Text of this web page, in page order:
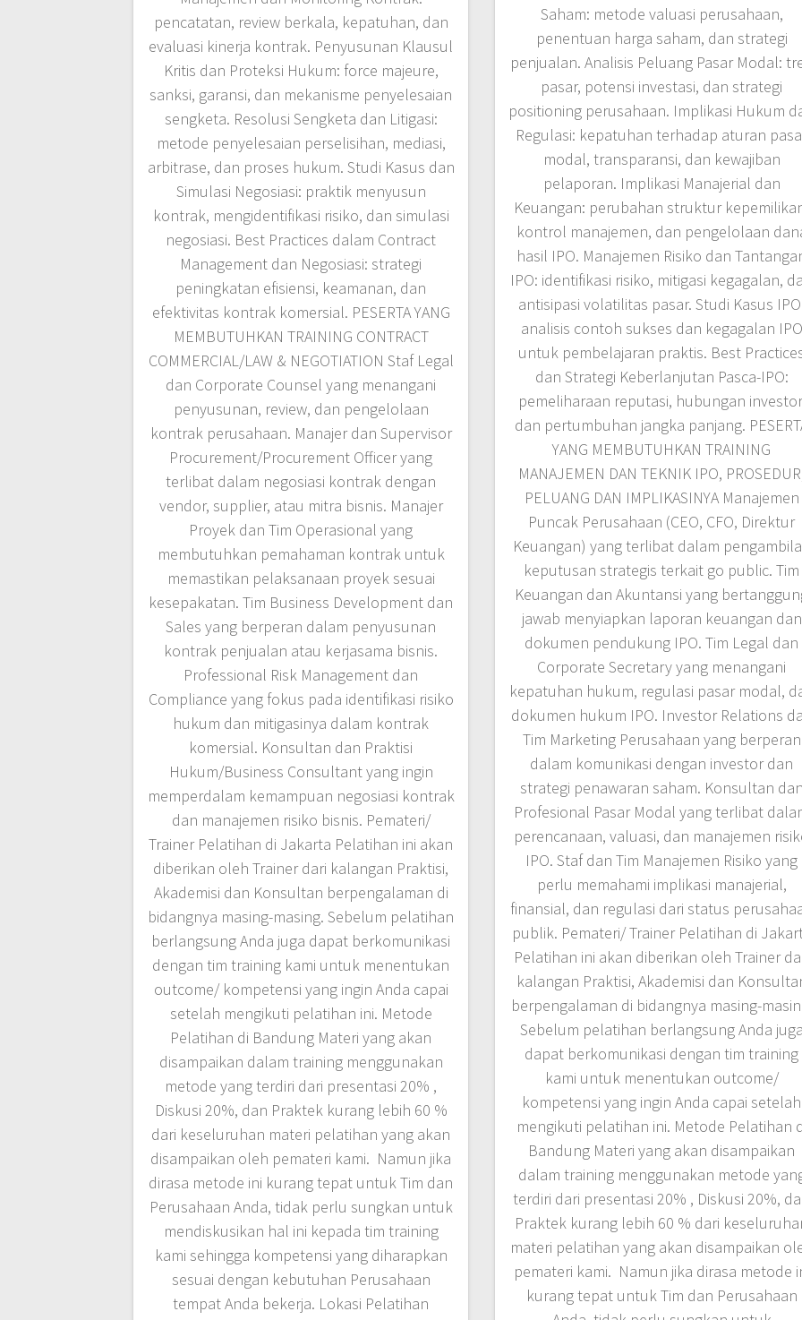
pencatatan, review berkala, kepatuhan, dan
evaluasi kinerja kontrak. Penyusunan Klausul
Kritis dan Proteksi Hukum: force majeure,
sanksi, garansi, dan mekanisme penyelesaian
sengketa. Resolusi Sengketa dan Litigasi:
metode penyelesaian perselisihan, mediasi,
arbitrase, dan proses hukum. Studi Kasus dan
Simulasi Negosiasi: praktik menyusun
kontrak, mengidentifikasi risiko, dan simulasi
negosiasi. Best Practices dalam Contract
Management dan Negosiasi: strategi
peningkatan efisiensi, keamanan, dan
efektivitas kontrak komersial. PESERTA YANG
MEMBUTUHKAN TRAINING CONTRACT
COMMERCIAL/LAW & NEGOTIATION Staf Legal
dan Corporate Counsel yang menangani
penyusunan, review, dan pengelolaan
kontrak perusahaan. Manajer dan Supervisor
Procurement/Procurement Officer yang
terlibat dalam negosiasi kontrak dengan
vendor, supplier, atau mitra bisnis. Manajer
Proyek dan Tim Operasional yang
membutuhkan pemahaman kontrak untuk
memastikan pelaksanaan proyek sesuai
kesepakatan. Tim Business Development dan
Sales yang berperan dalam penyusunan
kontrak penjualan atau kerjasama bisnis.
Professional Risk Management dan
Compliance yang fokus pada identifikasi risiko
hukum dan mitigasinya dalam kontrak
komersial. Konsultan dan Praktisi
Hukum/Business Consultant yang ingin
memperdalam kemampuan negosiasi kontrak
dan manajemen risiko bisnis. Pemateri/
Trainer Pelatihan di Jakarta Pelatihan ini akan
diberikan oleh Trainer dari kalangan Praktisi,
Akademisi dan Konsultan berpengalaman di
bidangnya masing-masing. Sebelum pelatihan
berlangsung Anda juga dapat berkomunikasi
dengan tim training kami untuk menentukan
outcome/ kompetensi yang ingin Anda capai
setelah mengikuti pelatihan ini. Metode
Pelatihan di Bandung Materi yang akan
disampaikan dalam training menggunakan
metode yang terdiri dari presentasi 20% ,
Diskusi 20%, dan Praktek kurang lebih 60 %
dari keseluruhan materi pelatihan yang akan
disampaikan oleh pemateri kami. Namun jika
dirasa metode ini kurang tepat untuk Tim dan
Perusahaan Anda, tidak perlu sungkan untuk
mendiskusikan hal ini kepada tim training
kami sehingga kompetensi yang diharapkan
sesuai dengan kebutuhan Perusahaan
tempat Anda bekerja. Lokasi Pelatihan
Saham: metode valuasi perusahaan,
penentuan harga saham, dan strategi
penjualan. Analisis Peluang Pasar Modal:
pasar, potensi investasi, dan strategi
positioning perusahaan. Implikasi Hukum
Regulasi: kepatuhan terhadap aturan
modal, transparansi, dan kewajiban
pelaporan. Implikasi Manajerial dan
Keuangan: perubahan struktur
kontrol manajemen, dan pengelolaan
hasil IPO. Manajemen Risiko dan
IPO: identifikasi risiko, mitigasi kegagalan,
antisipasi volatilitas pasar. Studi Kasus
analisis contoh sukses dan kegagalan IPO
untuk pembelajaran praktis. Best
dan Strategi Keberlanjutan Pasca-IPO:
pemeliharaan reputasi, hubungan
dan pertumbuhan jangka panjang.
YANG MEMBUTUHKAN TRAINING
MANAJEMEN DAN TEKNIK IPO,
PELUANG DAN IMPLIKASINYA Manajemen
Puncak Perusahaan (CEO, CFO, Direktur
Keuangan) yang terlibat dalam
keputusan strategis terkait go public. Tim
Keuangan dan Akuntansi yang
jawab menyiapkan laporan keuangan dan
dokumen pendukung IPO. Tim Legal dan
Corporate Secretary yang menangani
kepatuhan hukum, regulasi pasar modal,
dokumen hukum IPO. Investor Relations
Tim Marketing Perusahaan yang berperan
dalam komunikasi dengan investor dan
strategi penawaran saham. Konsultan dan
Profesional Pasar Modal yang terlibat
perencanaan, valuasi, dan manajemen
IPO. Staf dan Tim Manajemen Risiko yang
perlu memahami implikasi manajerial,
finansial, dan regulasi dari status
publik. Pemateri/ Trainer Pelatihan di
Pelatihan ini akan diberikan oleh Trainer
kalangan Praktisi, Akademisi dan
berpengalaman di bidangnya masing-
Sebelum pelatihan berlangsung Anda juga
dapat berkomunikasi dengan tim training
kami untuk menentukan outcome/
kompetensi yang ingin Anda capai setelah
mengikuti pelatihan ini. Metode Pelatihan
Bandung Materi yang akan disampaikan
dalam training menggunakan metode
terdiri dari presentasi 20% , Diskusi 20%,
Praktek kurang lebih 60 % dari
materi pelatihan yang akan disampaikan
pemateri kami. Namun jika dirasa metode
kurang tepat untuk Tim dan Perusahaan